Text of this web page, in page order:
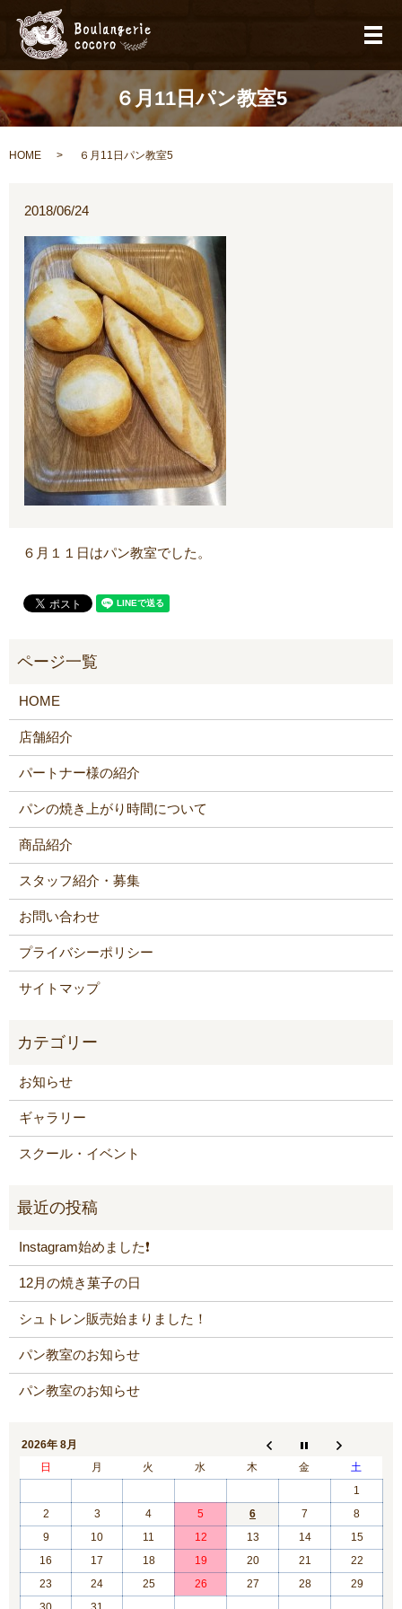
メ
６月11日パン教室5
HOME ６月11日パン教室5
2018/06/24
６月１１日はパン教室でした。
HOME
店舗紹介
パートナー様の紹介
パンの焼き上がり時間について
商品紹介
スタッフ紹介・募集
お問い合わせ
プライバシーポリシー
サイトマップ
お知らせ
ギャラリー
スクール・イベント
Instagram始めました❗️
12月の焼き菓子の日
シュトレン販売始まりました！
パン教室のお知らせ
パン教室のお知らせ
2026年 8月
日
月 火 水 木 金
土
1
2
3 4 5 6 7
8
9
10 11 12 13 14
15
16
17 18 19 20 21
22
23
24 25 26 27 28
29